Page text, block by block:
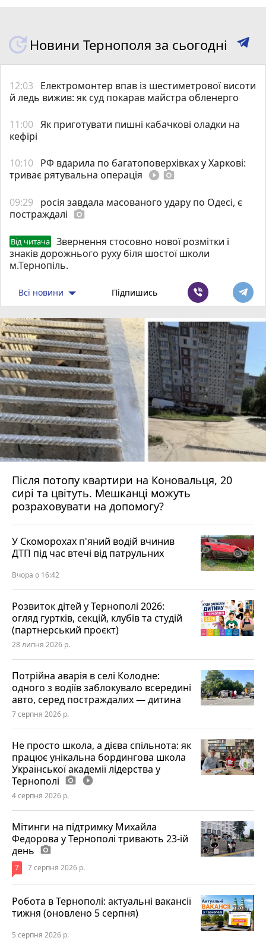
Новини Тернополя за сьогодні
12:03
Електромонтер впав із шестиметрової висоти
й ледь вижив: як суд покарав майстра обленерго
11:00 Як приготувати пишні кабачкові оладки на
кефірі
10:10 РФ вдарила по багатоповерхівках у Харкові:
триває рятувальна операція play_circle_filled photo_camera
09:29
росія завдала масованого удару по Одесі, є
постраждалі photo_camera
Від читача
Звернення стосовно нової розмітки і
знаків дорожнього руху біля шостої школи
м.Тернопіль.
Всі новини Підпишись
Після потопу квартири на Коновальця, 20
сирі та цвітуть. Мешканці можуть
розраховувати на допомогу?
У Скоморохах п'яний водій вчинив
ДТП під час втечі від патрульних
Вчора о 16:42
Розвиток дітей у Тернополі 2026:
огляд гуртків, секцій, клубів та студій
(партнерський проєкт)
28 липня 2026 р.
Потрійна аварія в селі Колодне:
одного з водіїв заблокувало всередині
авто, серед постраждалих — дитина
7 серпня 2026 р.
Не просто школа, а дієва спільнота: як
працює унікальна бордингова школа
Української академії лідерства у
Тернополі photo_camera play_circle_filled
4 серпня 2026 р.
Мітинги на підтримку Михайла
Федорова у Тернополі тривають 23-ій
день photo_camera
7 7 серпня 2026 р.
Робота в Тернополі: актуальні вакансії
тижня (оновлено 5 серпня)
5 серпня 2026 р.